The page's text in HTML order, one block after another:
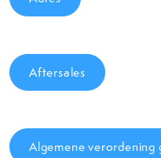
Aftersales
Algemene verordening